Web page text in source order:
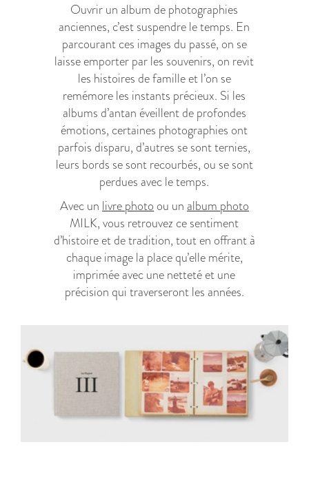
Ouvrir un album de photographies
anciennes, c’est suspendre le temps. En
parcourant ces images du passé, on se
laisse emporter par les souvenirs, on revit
les histoires de famille et l’on se
remémore les instants précieux. Si les
albums d’antan éveillent de profondes
émotions, certaines photographies ont
parfois disparu, d’autres se sont ternies,
leurs bords se sont recourbés, ou se sont
perdues avec le temps.
Avec un livre photo ou unalbum photo
MILK, vous retrouvez ce sentiment
d’histoire et de tradition, tout en offrant à
chaque image la place qu’elle mérite,
imprimée avec une netteté et une
précision qui traverseront les années.